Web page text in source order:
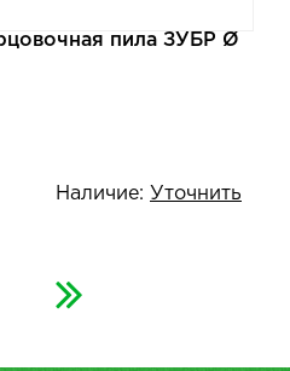
пила ЗУБР Ø
Наличие: Уточнить